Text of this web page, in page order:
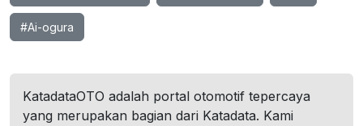
#Ai-ogura
KatadataOTO adalah portal otomotif tepercaya
yang merupakan bagian dari Katadata. Kami